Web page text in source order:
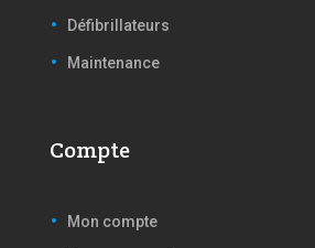
Défibrillateurs
Maintenance
Compte
Mon compte